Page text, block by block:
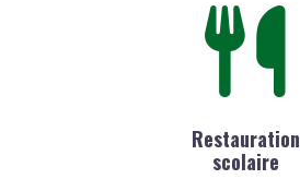
Restauration
scolaire